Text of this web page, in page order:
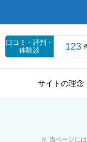
口コミ・評判・
体験談
123
サイトの理念
※ 当ページに